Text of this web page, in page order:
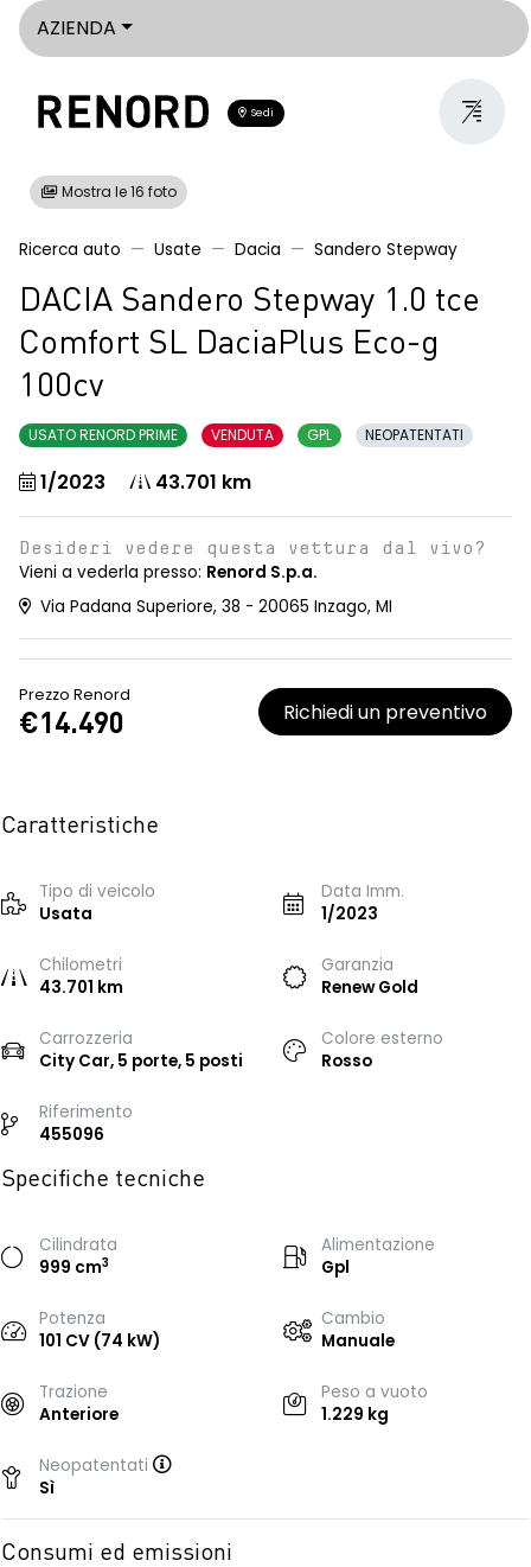
AZIENDA
Sedi
Mostra le 16 foto
Ricerca auto Usate Dacia Sandero Stepway
DACIA Sandero Stepway 1.0 tce
Comfort SL DaciaPlus Eco-g
100cv
USATO RENORD PRIME VENDUTA GPL NEOPATENTATI
1/2023 43.701 km
Desideri vedere questa vettura dal vivo?
Vieni a vederla presso: Renord S.p.a.
Via Padana Superiore, 38 - 20065 Inzago, MI
Prezzo Renord
€14.490 Richiedi un preventivo
Caratteristiche
Tipo di veicolo
Usata
Data Imm.
1/2023
Chilometri
43.701 km
Garanzia
Renew Gold
Carrozzeria
City Car, 5 porte, 5 posti
Colore esterno
Rosso
Riferimento
455096
Specifiche tecniche
Cilindrata
999 cm3
Alimentazione
Gpl
Potenza
101 CV (74 kW)
Cambio
Manuale
Trazione
Anteriore
Peso a vuoto
1.229 kg
Neopatentati
Sì
Consumi ed emissioni